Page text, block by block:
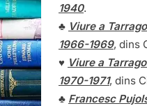
1940.
♣ Viure a
1966-1969, dins
♥ Viure a
1970-1971, dins
♣ Francesc